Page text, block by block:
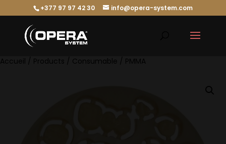
+377 97 97 42 30 info@opera-system.com
Accueil / Products / Consumable / PMMA